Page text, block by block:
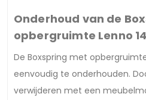
Onderhoud van de
opbergruimte Lenno
De Boxspring met
eenvoudig te onderhouden.
verwijderen met een